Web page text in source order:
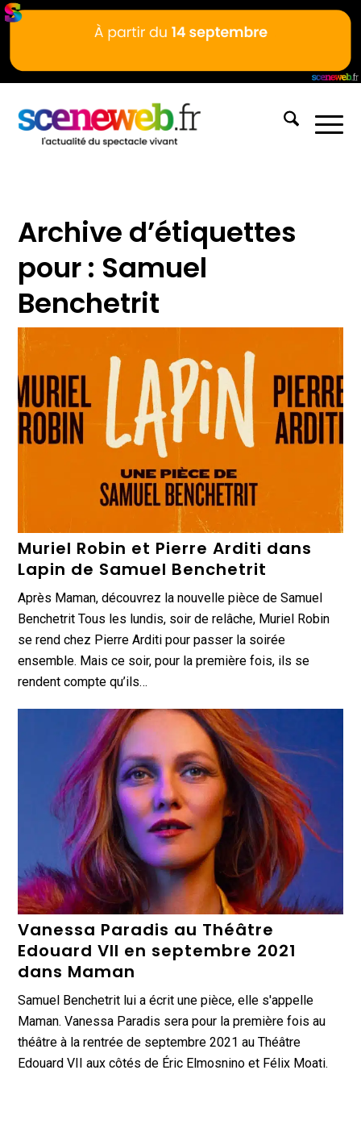
Archive d’étiquettes
pour : Samuel
Benchetrit
Muriel Robin et Pierre Arditi dans
Lapin de Samuel Benchetrit
Après Maman, découvrez la nouvelle pièce de Samuel
Benchetrit Tous les lundis, soir de relâche, Muriel Robin
se rend chez Pierre Arditi pour passer la soirée
ensemble. Mais ce soir, pour la première fois, ils se
rendent compte qu’ils…
Vanessa Paradis au Théâtre
Edouard VII en septembre 2021
dans Maman
Samuel Benchetrit lui a écrit une pièce, elle s'appelle
Maman. Vanessa Paradis sera pour la première fois au
théâtre à la rentrée de septembre 2021 au Théâtre
Edouard VII aux côtés de Éric Elmosnino et Félix Moati.